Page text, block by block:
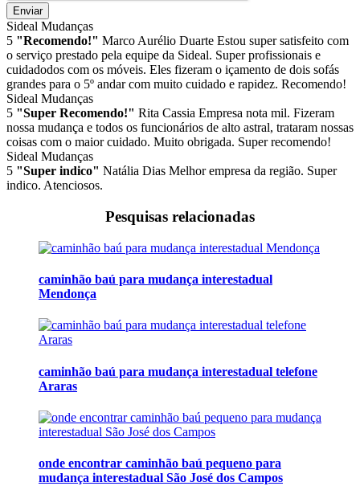
Enviar
Sideal Mudanças
5 "Recomendo!" Marco Aurélio Duarte Estou super satisfeito com
o serviço prestado pela equipe da Sideal. Super profissionais e
cuidadodos com os móveis. Eles fizeram o içamento de dois sofás
grandes para o 5º andar com muito cuidado e rapidez. Recomendo!
Sideal Mudanças
5 "Super Recomendo!" Rita Cassia Empresa nota mil. Fizeram
nossa mudança e todos os funcionários de alto astral, trataram nossas
coisas com o maior cuidado. Muito obrigada. Super recomendo!
Sideal Mudanças
5 "Super indico" Natália Dias Melhor empresa da região. Super
indico. Atenciosos.
Pesquisas relacionadas
caminhão baú para mudança interestadual
Mendonça
caminhão baú para mudança interestadual telefone
Araras
onde encontrar caminhão baú pequeno para
mudança interestadual São José dos Campos